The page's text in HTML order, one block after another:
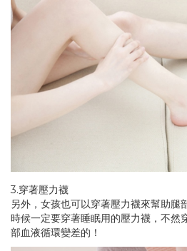
3.穿著壓力襪
另外，女孩也可以穿著壓力襪來幫助腿
時候一定要穿著睡眠用的壓力襪，不然
部血液循環變差的！